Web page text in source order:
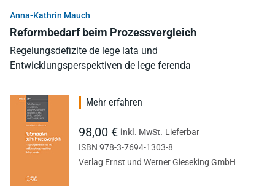
Anna-Kathrin Mauch
Reformbedarf beim Prozessvergleich
Regelungsdefizite de lege lata und
Entwicklungsperspektiven de lege ferenda
Mehr erfahren
98,00 € inkl. MwSt. Lieferbar
ISBN 978-3-7694-1303-8
Verlag Ernst und Werner Gieseking GmbH